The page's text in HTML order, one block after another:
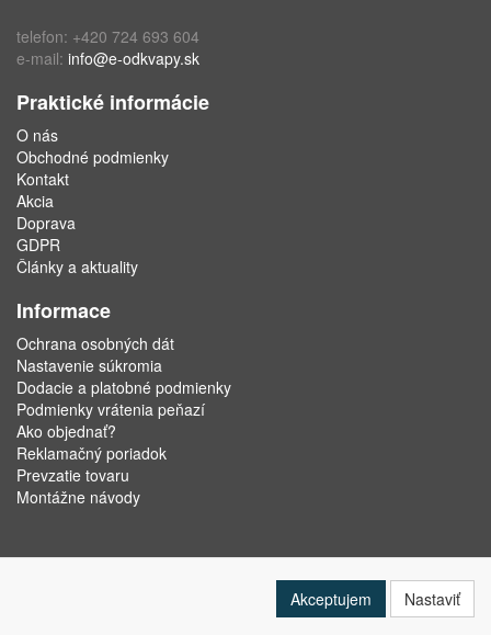
telefon: +420 724 693 604
e-mail: info@e-odkvapy.sk
Praktické informácie
O nás
Obchodné podmienky
Kontakt
Akcia
Doprava
GDPR
Články a aktuality
Informace
Ochrana osobných dát
Nastavenie súkromia
Dodacie a platobné podmienky
Podmienky vrátenia peňazí
Ako objednať?
Reklamačný poriadok
Prevzatie tovaru
Montážne návody
Akceptujem Nastaviť